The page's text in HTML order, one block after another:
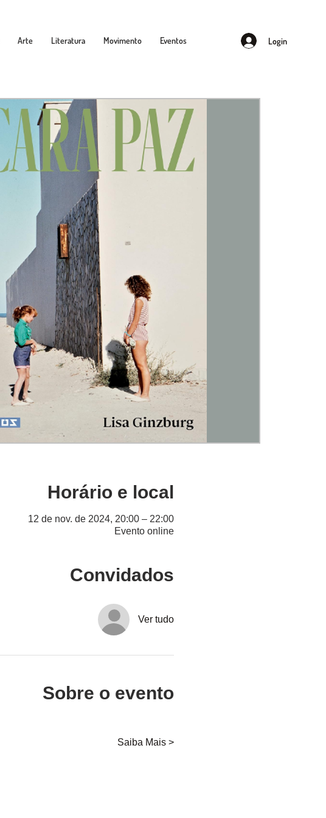
Arte Literatura Movimento Eventos Login
Horário e local
12 de nov. de 2024, 20:00 – 22:00
Evento online
Convidados
Ver tudo
Sobre o evento
Saiba Mais >